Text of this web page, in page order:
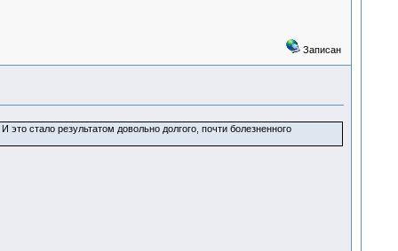
Записан
стало результатом довольно долгого, почти болезненного